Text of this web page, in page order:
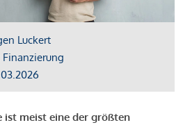
Luckert
ist meist eine der größten